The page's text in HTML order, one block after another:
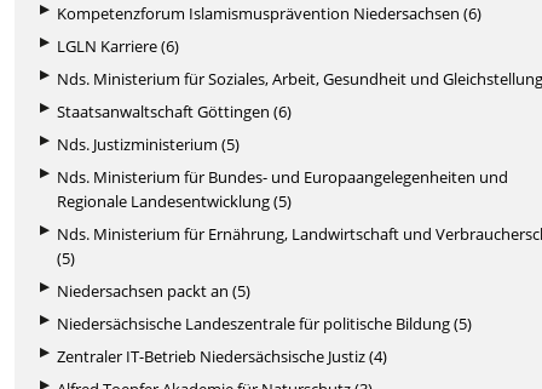
Kompetenzforum Islamismusprävention Niedersachsen (6)
LGLN Karriere (6)
Nds. Ministerium für Soziales, Arbeit, Gesundheit und
Staatsanwaltschaft Göttingen (6)
Nds. Justizministerium (5)
Nds. Ministerium für Bundes- und Europaangelegenheiten und
Regionale Landesentwicklung (5)
Nds. Ministerium für Ernährung, Landwirtschaft und
(5)
Niedersachsen packt an (5)
Niedersächsische Landeszentrale für politische Bildung (5)
Zentraler IT-Betrieb Niedersächsische Justiz (4)